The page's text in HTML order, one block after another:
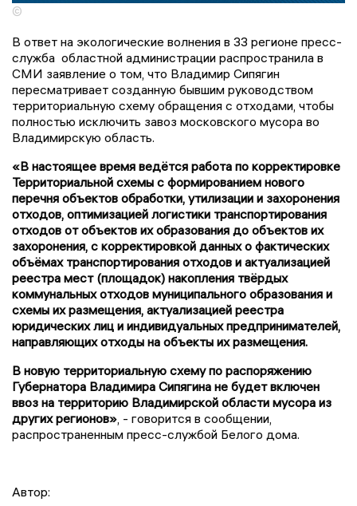
©
В ответ на экологические волнения в 33 регионе пресс-
служба областной администрации распространила в
СМИ заявление о том, что Владимир Сипягин
пересматривает созданную бывшим руководством
территориальную схему обращения с отходами, чтобы
полностью исключить завоз московского мусора во
Владимирскую область.
«В настоящее время ведётся работа по корректировке
Территориальной схемы с формированием нового
перечня объектов обработки, утилизации и захоронения
отходов, оптимизацией логистики транспортирования
отходов от объектов их образования до объектов их
захоронения, с корректировкой данных о фактических
объёмах транспортирования отходов и актуализацией
реестра мест (площадок) накопления твёрдых
коммунальных отходов муниципального образования и
схемы их размещения, актуализацией реестра
юридических лиц и индивидуальных предпринимателей,
направляющих отходы на объекты их размещения.
В новую территориальную схему по распоряжению
Губернатора Владимира Сипягина не будет включен
ввоз на территорию Владимирской области мусора из
других регионов», - говорится в сообщении,
распространенным пресс-службой Белого дома.
Автор: